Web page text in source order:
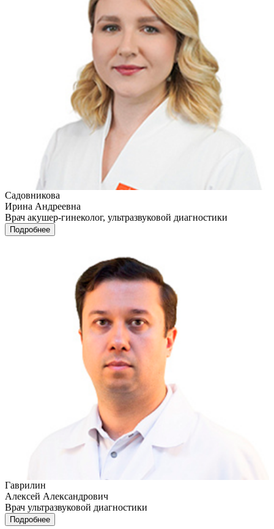
Садовникова
Ирина Андреевна
Врач акушер-гинеколог, ультразвуковой диагностики
Подробнее
Гаврилин
Алексей Александрович
Врач ультразвуковой диагностики
Подробнее